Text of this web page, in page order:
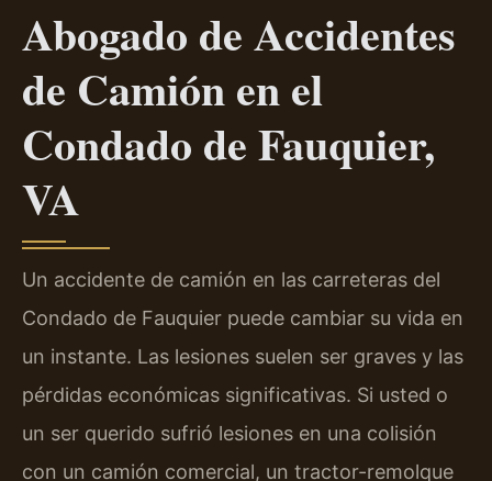
Abogado de Accidentes
de Camión en el
Condado de Fauquier,
VA
Un accidente de camión en las carreteras del
Condado de Fauquier puede cambiar su vida en
un instante. Las lesiones suelen ser graves y las
pérdidas económicas significativas. Si usted o
un ser querido sufrió lesiones en una colisión
con un camión comercial, un tractor-remolque